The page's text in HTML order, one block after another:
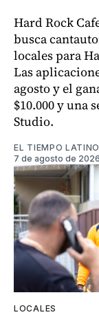
Hard Rock
busca
locales para
Las
agosto y el
$10.000 y una
Studio.
EL TIEMPO
7 de agosto de 2026
LOCALES